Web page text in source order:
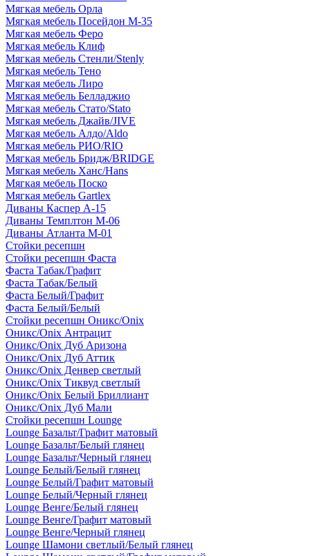
Мягкая мебель Орла
Мягкая мебель Посейдон М-35
Мягкая мебель Феро
Мягкая мебель Клиф
Мягкая мебель Стенли/Stenly
Мягкая мебель Тено
Мягкая мебель Лиро
Мягкая мебель Белладжио
Мягкая мебель Стато/Stato
Мягкая мебель Джайв/JIVE
Мягкая мебель Алдо/Aldo
Мягкая мебель РИО/RIO
Мягкая мебель Бридж/BRIDGE
Мягкая мебель Ханс/Hans
Мягкая мебель Поско
Мягкая мебель Gartlex
Диваны Каспер А-15
Диваны Темплтон М-06
Диваны Атланта М-01
Стойки ресепшн
Стойки ресепшн Фаста
Фаста Табак/Графит
Фаста Табак/Белый
Фаста Белый/Графит
Фаста Белый/Белый
Стойки ресепшн Оникс/Onix
Оникс/Onix Антрацит
Оникс/Onix Дуб Аризона
Оникс/Onix Дуб Аттик
Оникс/Onix Денвер светлый
Оникс/Onix Тиквуд светлый
Оникс/Onix Белый Бриллиант
Оникс/Onix Дуб Мали
Стойки ресепшн Lounge
Lounge Базальт/Графит матовый
Lounge Базальт/Белый глянец
Lounge Базальт/Черный глянец
Lounge Белый/Белый глянец
Lounge Белый/Графит матовый
Lounge Белый/Черный глянец
Lounge Венге/Белый глянец
Lounge Венге/Графит матовый
Lounge Венге/Черный глянец
Lounge Шамони светлый/Белый глянец